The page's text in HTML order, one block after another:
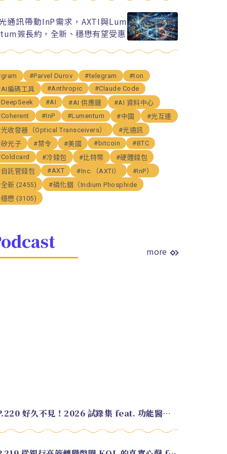
通訊帶動InP需求，AXTI與Lum
簽長約，全新、穩懋有望受惠
#Parvel Durov #telegram
#ton
編碼工具
#Anthropic
#Claude Code
#AI #AI 供應鏈
#AI 資料中心
#InP #Lumentum #中國
#光互連
收發器（Optical Transceivers）
#光通訊
光子
#禁令 #美國 #bitcoin
#BTC
#冷錢包 #比特幣
#硬體錢包
託管錢包
#AXT #Inc.（AXTI）
#InP）
新 (2455)
#磷化銦（Indium Phosphide
懋 (3105)
more
EP.220 好久不見！2026 試錄集 feat. 功能醫學營養師 美寶